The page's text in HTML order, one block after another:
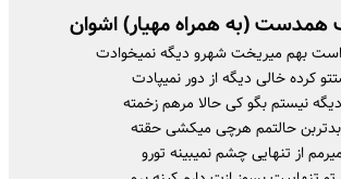
(به همراه مهیار) اشوان
بهم میریخت شهرو دیگه نمیخوادت
کرده خالی دیگه از دور نمیپادت
نیستم بگو کی حالا مرهم زخمته
حالتمم هرچی میکشی حقته
از تنهایی چشم نمیبینه تورو